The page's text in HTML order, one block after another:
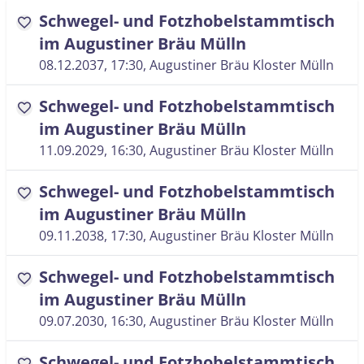
favorite Schwegel- und Fotzhobelstammtisch
im Augustiner Bräu Mülln
08.12.2037, 17:30, Augustiner Bräu Kloster Mülln
favorite Schwegel- und Fotzhobelstammtisch
im Augustiner Bräu Mülln
11.09.2029, 16:30, Augustiner Bräu Kloster Mülln
favorite Schwegel- und Fotzhobelstammtisch
im Augustiner Bräu Mülln
09.11.2038, 17:30, Augustiner Bräu Kloster Mülln
favorite Schwegel- und Fotzhobelstammtisch
im Augustiner Bräu Mülln
09.07.2030, 16:30, Augustiner Bräu Kloster Mülln